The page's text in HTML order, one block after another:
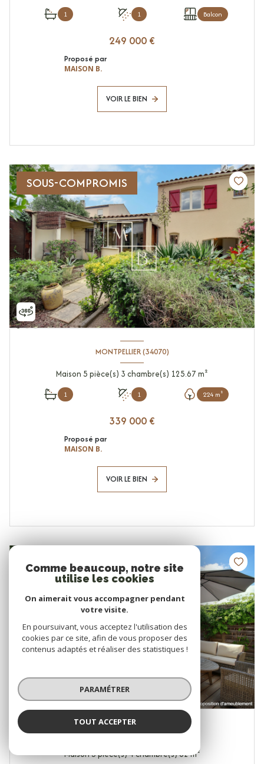
1 1 Balcon
249 000 €
Proposé par
MAISON B.
VOIR LE BIEN
SOUS-COMPROMIS
MONTPELLIER (34070)
Maison 5 pièce(s) 3 chambre(s) 125.67 m²
1 1 224 m²
339 000 €
Proposé par
MAISON B.
VOIR LE BIEN
NOUVEAUTÉ
MONTPELLIER (34070)
Maison 5 pièce(s) 4 chambre(s) 82 m²
Comme beaucoup, notre site
utilise les cookies
On aimerait vous accompagner pendant
votre visite.
En poursuivant, vous acceptez l'utilisation des
cookies par ce site, afin de vous proposer des
contenus adaptés et réaliser des statistiques !
PARAMÉTRER
TOUT ACCEPTER